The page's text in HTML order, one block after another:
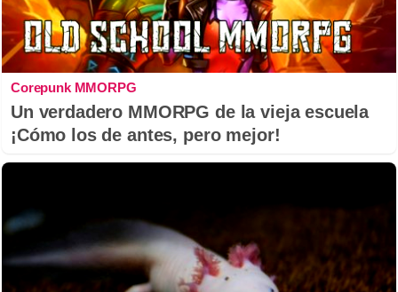
Corepunk MMORPG
Un verdadero MMORPG de la vieja escuela
¡Cómo los de antes, pero mejor!